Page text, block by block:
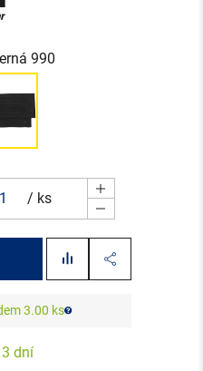
990
/ ks
3.00 ks
dní